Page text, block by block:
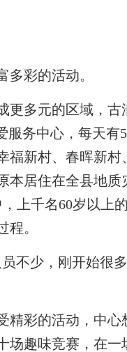
彩的活动。
多元的区域，古
服务中心，每天
福新村、春晖新
本居住在全县地
上千名60岁以上
程。
少，刚开始很
彩的活动，中心
场趣味竞赛，在